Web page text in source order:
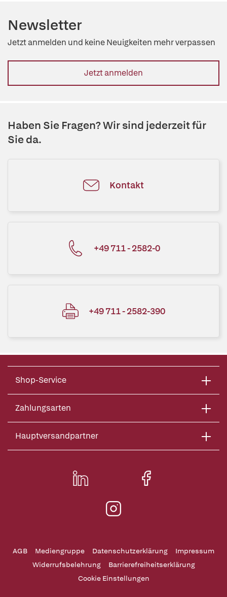
Newsletter
Jetzt anmelden und keine Neuigkeiten mehr verpassen
Jetzt anmelden
Haben Sie Fragen? Wir sind jederzeit für
Sie da.
Kontakt
+49 711 - 2582-0
+49 711 - 2582-390
Shop-Service
Zahlungsarten
Hauptversandpartner
AGB Mediengruppe Datenschutzerklärung
Impressum
Widerrufsbelehrung
Barrierefreiheitserklärung
Cookie Einstellungen